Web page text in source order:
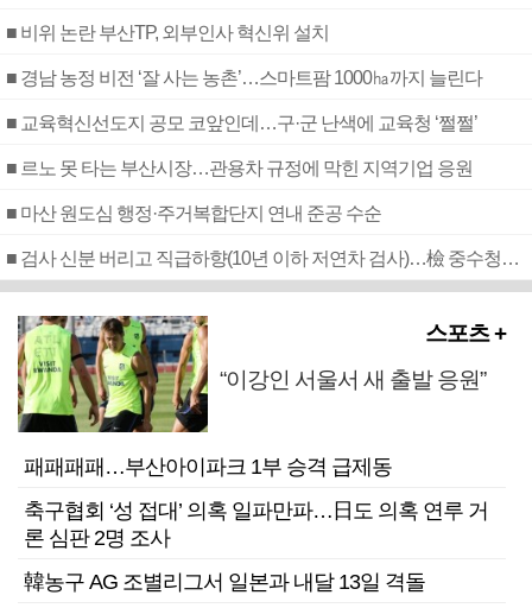
■ 비위 논란 부산TP, 외부인사 혁신위 설치
■ 경남 농정 비전 ‘잘 사는 농촌’…스마트팜 1000㏊까지 늘린다
■ 교육혁신선도지 공모 코앞인데…구·군 난색에 교육청 ‘쩔쩔’
■ 르노 못 타는 부산시장…관용차 규정에 막힌 지역기업 응원
■ 마산 원도심 행정·주거복합단지 연내 준공 수순
■ 검사 신분 버리고 직급하향(10년 이하 저연차 검사)…檢 중수청행 기피
스포츠 +
“이강인 서울서 새 출발 응원”
패패패패…부산아이파크 1부 승격 급제동
축구협회 ‘성 접대’ 의혹 일파만파…日도 의혹 연루 거
론 심판 2명 조사
韓농구 AG 조별리그서 일본과 내달 13일 격돌